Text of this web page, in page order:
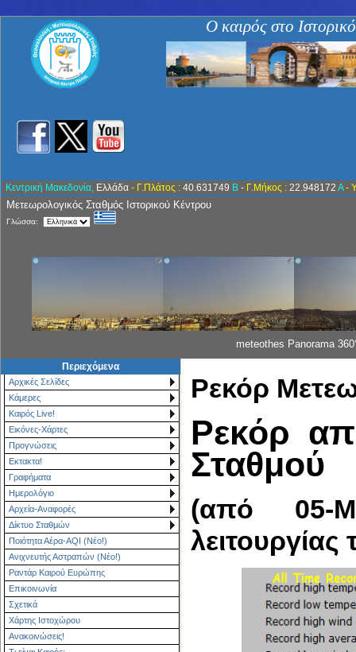
Ο καιρός στο
Κεντρική Μακεδονία, Ελλάδα - Γ.Πλάτος : 40.631749 Β - Γ.Μήκος : 22.948172 Α-
Μετεωρολογικός Σταθμός Ιστορικού Κέντρου
Γλώσσα:
meteothes Panorama
Περιεχόμενα
Αρχικές Σελίδες
Κάμερες
Καιρός Live!
Εικόνες-Χάρτες
Προγνώσεις
Εκτακτα!
Γραφήματα
Ημερολόγιο
Αρχεία-Αναφορές
Δίκτυο Σταθμών
Ποιότητα Αέρα-AQI (Νέο!)
Ανιχνευτής Αστραπών (Νέο!)
Ραντάρ Καιρού Ευρώπης
Επικοινωνία
Σχετικά
Χάρτης Ιστοχώρου
Ανακοινώσεις!
Ρεκόρ
Ρεκόρ
Σταθμού
(από 05-